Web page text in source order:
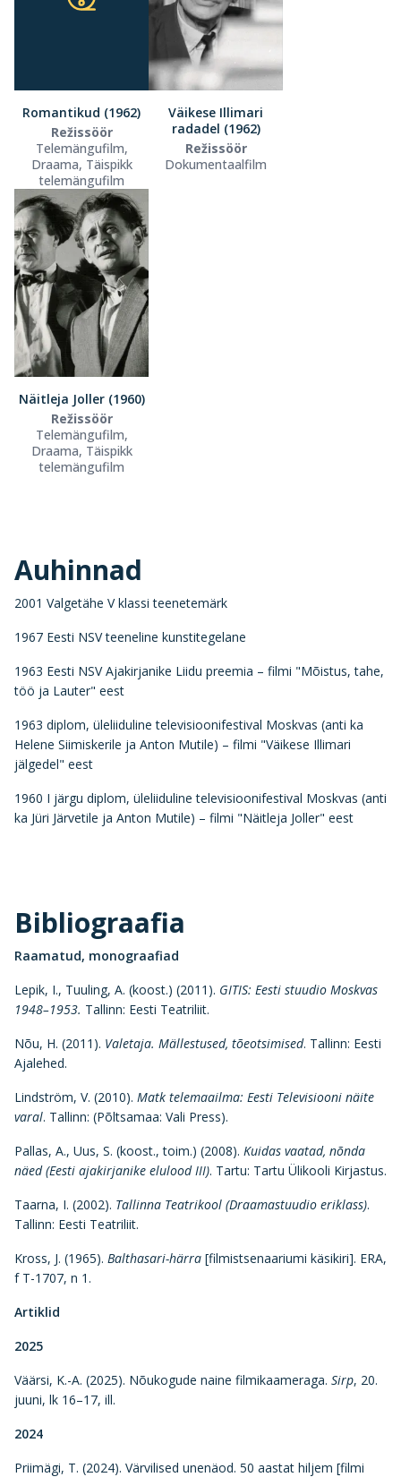
Romantikud (1962)
Režissöör
Telemängufilm,
Draama, Täispikk
telemängufilm
Väikese Illimari
radadel (1962)
Režissöör
Dokumentaalfilm
Näitleja Joller (1960)
Režissöör
Telemängufilm,
Draama, Täispikk
telemängufilm
Auhinnad
2001 Valgetähe V klassi teenetemärk
1967 Eesti NSV teeneline kunstitegelane
1963 Eesti NSV Ajakirjanike Liidu preemia – filmi "Mõistus, tahe,
töö ja Lauter" eest
1963 diplom, üleliiduline televisioonifestival Moskvas (anti ka
Helene Siimiskerile ja Anton Mutile) – filmi "Väikese Illimari
jälgedel" eest
1960 I järgu diplom, üleliiduline televisioonifestival Moskvas (anti
ka Jüri Järvetile ja Anton Mutile) – filmi "Näitleja Joller" eest
Bibliograafia
Raamatud, monograafiad
Lepik, I., Tuuling, A. (koost.) (2011). GITIS: Eesti stuudio Moskvas
1948–1953. Tallinn: Eesti Teatriliit.
Nõu, H. (2011). Valetaja. Mällestused, tõeotsimised. Tallinn: Eesti
Ajalehed.
Lindström, V. (2010). Matk telemaailma: Eesti Televisiooni näite
varal. Tallinn: (Põltsamaa: Vali Press).
Pallas, A., Uus, S. (koost., toim.) (2008). Kuidas vaatad, nõnda
näed (Eesti ajakirjanike elulood III). Tartu: Tartu Ülikooli Kirjastus.
Taarna, I. (2002). Tallinna Teatrikool (Draamastuudio eriklass).
Tallinn: Eesti Teatriliit.
Kross, J. (1965). Balthasari-härra [filmistsenaariumi käsikiri]. ERA,
f T-1707, n 1.
Artiklid
2025
Väärsi, K.-A. (2025). Nõukogude naine filmikaameraga. Sirp, 20.
juuni, lk 16–17, ill.
2024
Priimägi, T. (2024). Värvilised unenäod. 50 aastat hiljem [filmi